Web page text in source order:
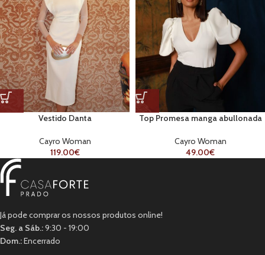
Vestido Danta
Cayro Woman
119.00€
Top Promesa manga abullonada
Cayro Woman
49.00€
Já pode comprar os nossos produtos online!
Seg. a Sáb.:9:30 - 19:00
Dom.:Encerrado